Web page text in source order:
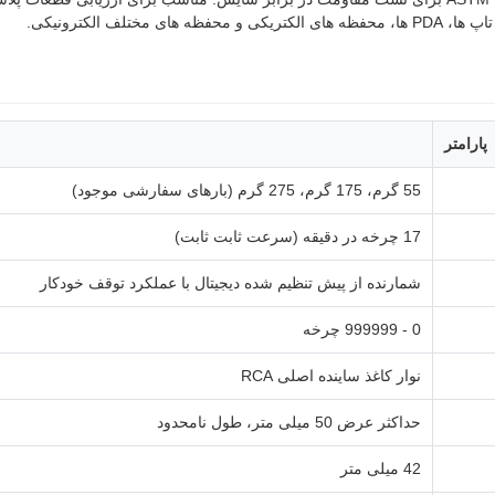
پارامتر
55 گرم، 175 گرم، 275 گرم (بارهای سفارشی موجود)
17 چرخه در دقیقه (سرعت ثابت ثابت)
شمارنده از پیش تنظیم شده دیجیتال با عملکرد توقف خودکار
0 - 999999 چرخه
نوار کاغذ ساینده اصلی RCA
حداکثر عرض 50 میلی متر، طول نامحدود
42 میلی متر